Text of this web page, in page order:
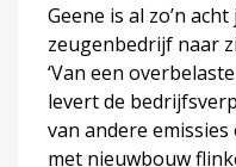
Geene is al zo’n
zeugenbedrijf naar
‘Van een
levert de
van andere emissies
met nieuwbouw